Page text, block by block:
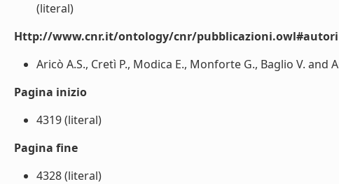
(literal)
Http://www.cnr.it/ontology/cnr/pubblicazioni.owl#autori
Aricò A.S., Cretì P., Modica E., Monforte G., Baglio V. and
Pagina inizio
4319 (literal)
Pagina fine
4328 (literal)